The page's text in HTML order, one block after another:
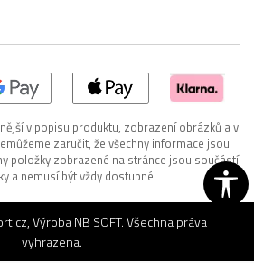
v popisu produktu, zobrazení obrázků a v
zaručit, že všechny informace jsou
položky zobrazené na stránce jsou součástí
a nemusí být vždy dostupné.
, VýrobaNB SOFT. Všechna práva
vyhrazena.